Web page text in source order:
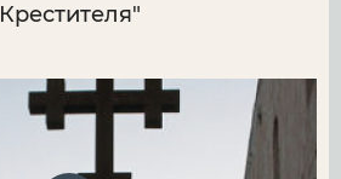
Крестителя"